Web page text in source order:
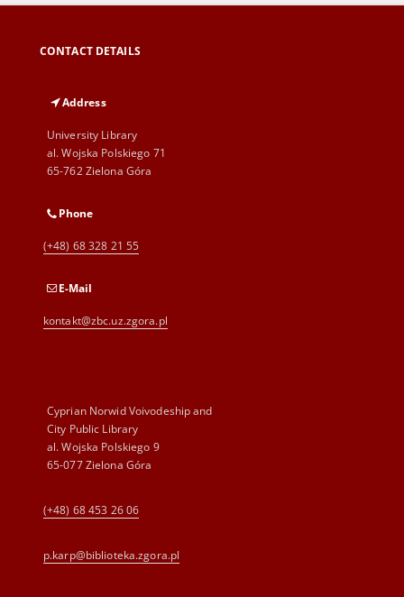
CONTACT DETAILS
Address
University Library
al. Wojska Polskiego 71
65-762 Zielona Góra
Phone
(+48) 68 328 21 55
E-Mail
kontakt@zbc.uz.zgora.pl
Cyprian Norwid Voivodeship and
City Public Library
al. Wojska Polskiego 9
65-077 Zielona Góra
(+48) 68 453 26 06
p.karp@biblioteka.zgora.pl